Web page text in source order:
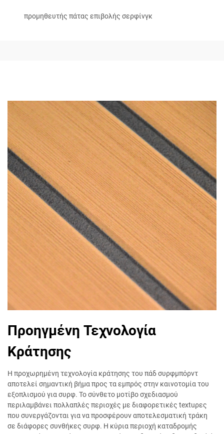
προμηθευτής πάτας επιβολής σερφίνγκ
Προηγμένη Τεχνολογία
Κράτησης
Η προχωρημένη τεχνολογία κράτησης του πάδ συρφμπόρντ
αποτελεί σημαντική βήμα προς τα εμπρός στην καινοτομία του
εξοπλισμού για συρφ. Το σύνθετο μοτίβο σχεδιασμού
περιλαμβάνει πολλαπλές περιοχές με διαφορετικές textuρες
που συνεργάζονται για να προσφέρουν αποτελεσματική τράκη
σε διάφορες συνθήκες συρφ. Η κύρια περιοχή καταδρομής